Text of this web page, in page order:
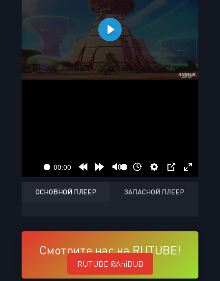
ОСНОВНОЙ ПЛЕЕР ЗАПАСНОЙ ПЛЕЕР
Смотрите нас на RUTUBE!
RUTUBE @AniDUB